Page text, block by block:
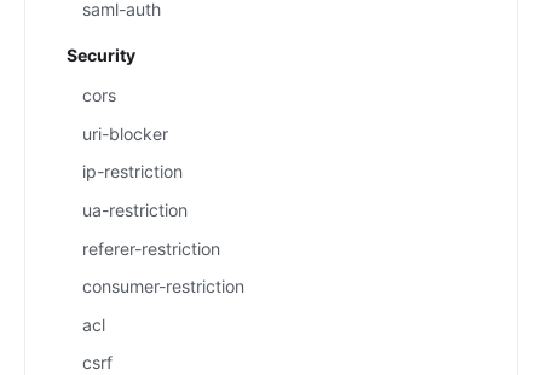
saml-auth
Security
cors
uri-blocker
ip-restriction
ua-restriction
referer-restriction
consumer-restriction
acl
csrf